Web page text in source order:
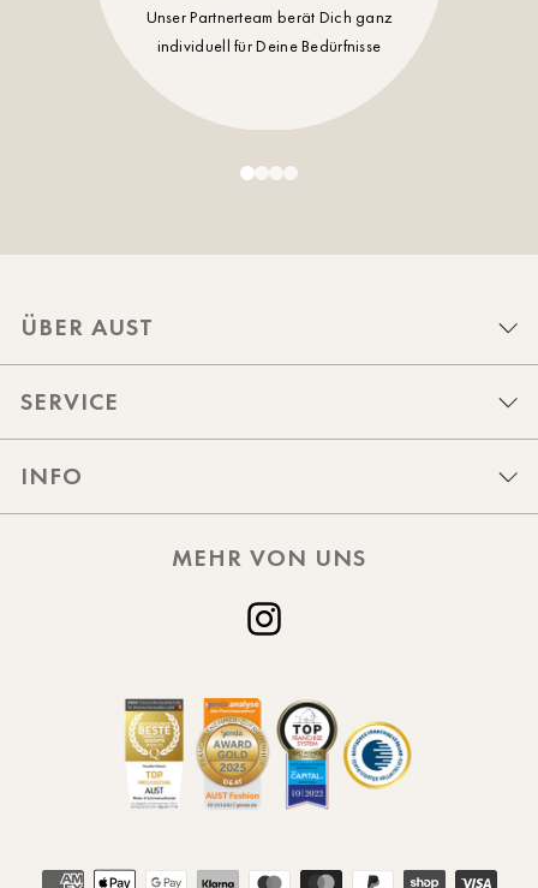
Unser Partnerteam berät Dich ganz
individuell für Deine Bedürfnisse
ÜBER AUST
SERVICE
INFO
MEHR VON UNS